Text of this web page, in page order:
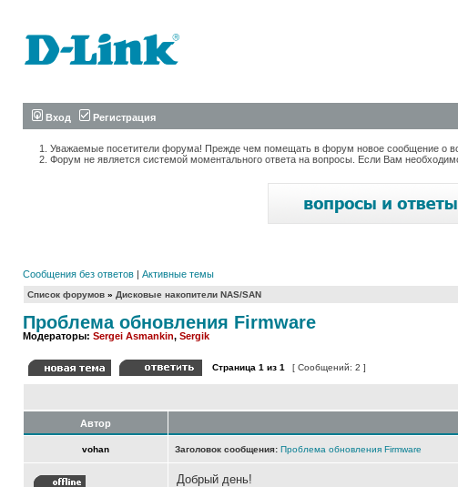
Вход Регистрация
Уважаемые посетители форума! Прежде чем помещать в форум новое сообщение о
Форум не является системой моментального ответа на вопросы. Если Вам
Сообщения без ответов | Активные темы
Список форумов » Дисковые накопители NAS/SAN
Проблема обновления Firmware
Модераторы: Sergei Asmankin, Sergik
Страница 1 из 1 [ Сообщений: 2 ]
Автор
vohan Заголовок сообщения: Проблема обновления Firmware
Добрый день!